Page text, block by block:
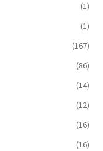
(1)
(1)
(167)
(86)
(14)
(12)
(16)
(16)